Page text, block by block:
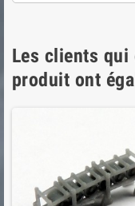
Les clients qui
produit ont